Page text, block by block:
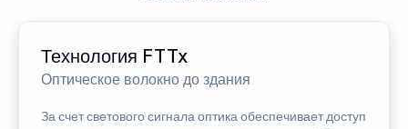
Технология FTTx
Оптическое волокно до здания
За счет светового сигнала оптика обеспечивает доступ